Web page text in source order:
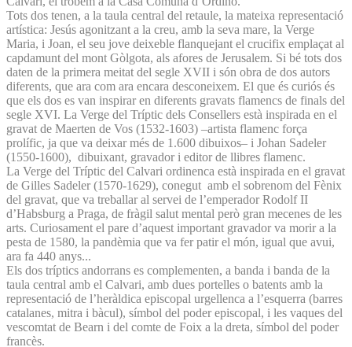
Tots dos tenen, a la taula central del retaule, la mateixa representació
artística: Jesús agonitzant a la creu, amb la seva mare, la Verge
Maria, i Joan, el seu jove deixeble flanquejant el crucifix emplaçat al
capdamunt del mont Gòlgota, als afores de Jerusalem. Si bé tots dos
daten de la primera meitat del segle XVII i són obra de dos autors
diferents, que ara com ara encara desconeixem. El que és curiós és
que els dos es van inspirar en diferents gravats flamencs de finals del
segle XVI. La Verge del Tríptic dels Consellers està inspirada en el
gravat de Maerten de Vos (1532-1603) –artista flamenc força
prolífic, ja que va deixar més de 1.600 dibuixos– i Johan Sadeler
(1550-1600), dibuixant, gravador i editor de llibres flamenc.
La Verge del Tríptic del Calvari ordinenca està inspirada en el gravat
de Gilles Sadeler (1570-1629), conegut amb el sobrenom del Fènix
del gravat, que va treballar al servei de l’emperador Rodolf II
d’Habsburg a Praga, de fràgil salut mental però gran mecenes de les
arts. Curiosament el pare d’aquest important gravador va morir a la
pesta de 1580, la pandèmia que va fer patir el món, igual que avui,
ara fa 440 anys...
Els dos tríptics andorrans es complementen, a banda i banda de la
taula central amb el Calvari, amb dues portelles o batents amb la
representació de l’heràldica episcopal urgellenca a l’esquerra (barres
catalanes, mitra i bàcul), símbol del poder episcopal, i les vaques del
vescomtat de Bearn i del comte de Foix a la dreta, símbol del poder
francès.